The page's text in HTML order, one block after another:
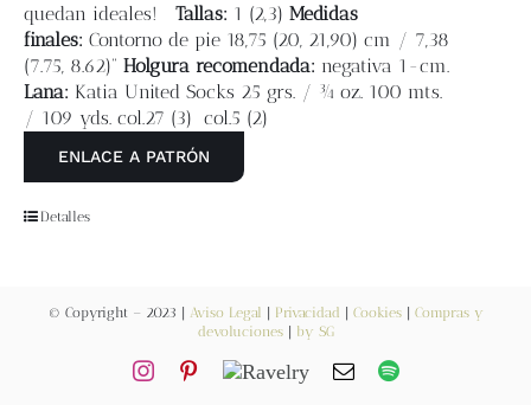
Newsletter
Carrito
Mi cuenta
quedan ideales! Tallas: 1 (2,3) Medidas
finales: Contorno de pie 18,75 (20, 21,90) cm / 7,38
(7.75, 8.62)“ Holgura recomendada: negativa 1-cm.
Lana: Katia United Socks 25 grs. / ¾ oz. 100 mts.
/ 109 yds. col.27 (3) col.5 (2)
ENLACE A PATRÓN
Detalles
© Copyright – 2023 | Aviso Legal Privacidad Cookies| Compras y
devoluciones| by SG